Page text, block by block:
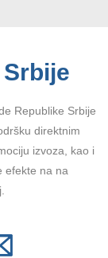
Republike Srbije
direktnim
izvoza, kao i
efekte na na